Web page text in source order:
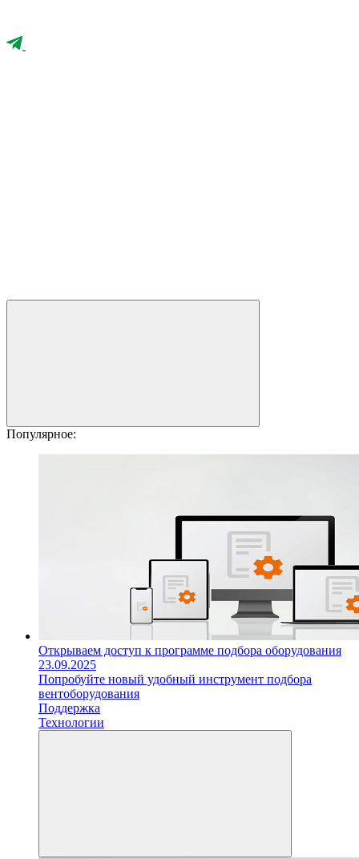
Популярное:
Открываем доступ к программе подбора оборудования
23.09.2025
Попробуйте новый удобный инструмент подбора
вентоборудования
Поддержка
Технологии